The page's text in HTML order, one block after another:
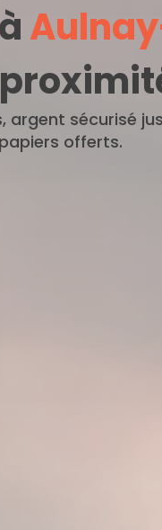
à
argent sécurisé
offerts.